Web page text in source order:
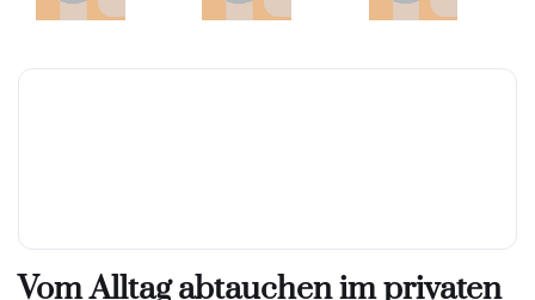
Vom Alltag abtauchen im privaten